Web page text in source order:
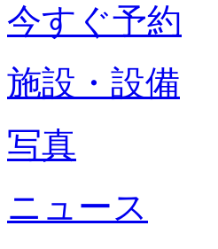
今すぐ予約
施設・設備
写真
ニュース